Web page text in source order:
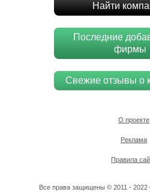
Найти
Последние
фирмы
Свежие отзывы о
О проекте
Реклама
Правила
Все права защищены © 2011 - 2022